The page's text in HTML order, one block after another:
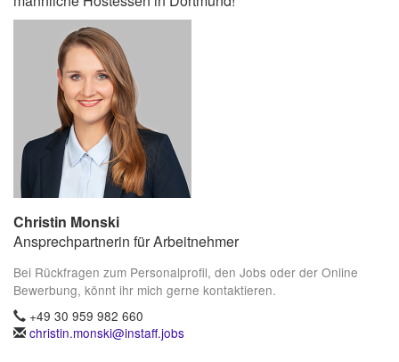
Christin Monski
Ansprechpartnerin für Arbeitnehmer
Bei Rückfragen zum Personalprofil, den Jobs oder der Online
Bewerbung, könnt ihr mich gerne kontaktieren.
+49 30 959 982 660
christin.monski@instaff.jobs